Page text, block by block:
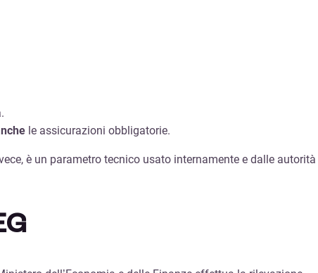
le assicurazioni obbligatorie.
è un parametro tecnico usato internamente e dalle autorità